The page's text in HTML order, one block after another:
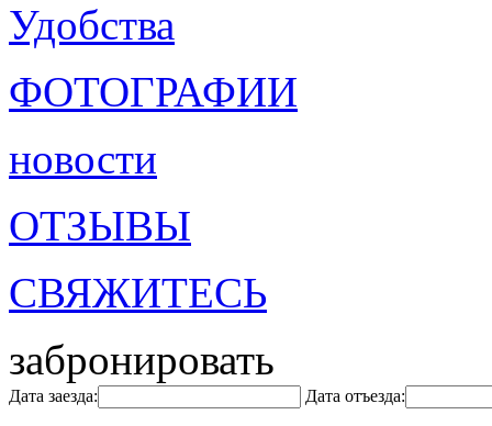
Удобства
ФОТОГРАФИИ
новости
ОТЗЫВЫ
СВЯЖИТЕСЬ
забронировать
Дата заезда: Дата отъезда: